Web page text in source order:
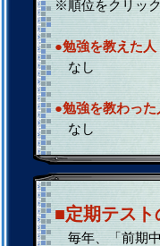
※順位をクリッ
●勉強を教えた人
なし
●勉強を教わった
なし
■定期テスト
毎年、「前期中